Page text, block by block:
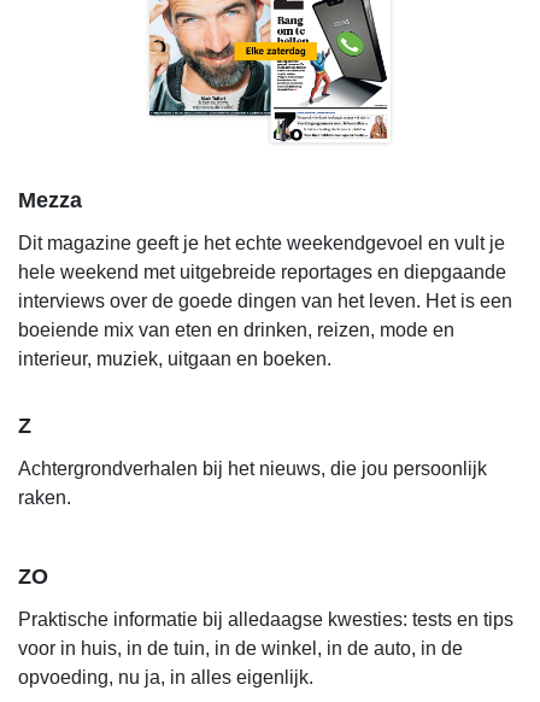
Mezza
Dit magazine geeft je het echte weekendgevoel en vult je
hele weekend met uitgebreide reportages en diepgaande
interviews over de goede dingen van het leven. Het is een
boeiende mix van eten en drinken, reizen, mode en
interieur, muziek, uitgaan en boeken.
Z
Achtergrondverhalen bij het nieuws, die jou persoonlijk
raken.
ZO
Praktische informatie bij alledaagse kwesties: tests en tips
voor in huis, in de tuin, in de winkel, in de auto, in de
opvoeding, nu ja, in alles eigenlijk.